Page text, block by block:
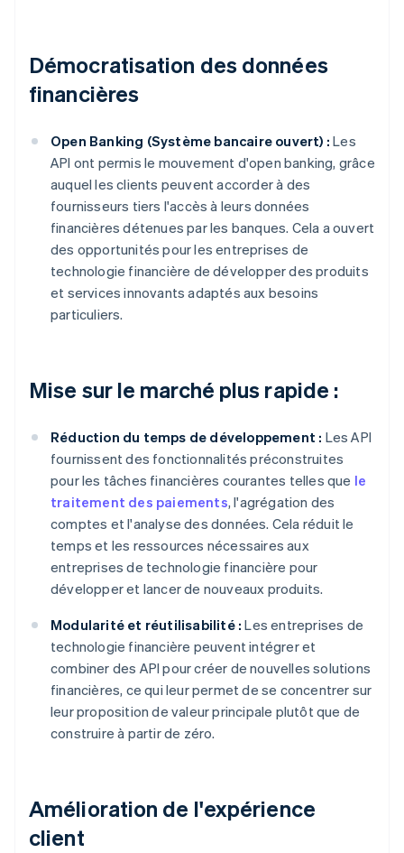
Démocratisation des données
financières
Open Banking (Système bancaire ouvert) : Les
API ont permis le mouvement d'open banking, grâce
auquel les clients peuvent accorder à des
fournisseurs tiers l'accès à leurs données
financières détenues par les banques. Cela a ouvert
des opportunités pour les entreprises de
technologie financière de développer des produits
et services innovants adaptés aux besoins
particuliers.
Mise sur le marché plus rapide :
Réduction du temps de développement : Les API
fournissent des fonctionnalités préconstruites
pour les tâches financières courantes telles que le
traitement des paiements, l'agrégation des
comptes et l'analyse des données. Cela réduit le
temps et les ressources nécessaires aux
entreprises de technologie financière pour
développer et lancer de nouveaux produits.
Modularité et réutilisabilité : Les entreprises de
technologie financière peuvent intégrer et
combiner des API pour créer de nouvelles solutions
financières, ce qui leur permet de se concentrer sur
leur proposition de valeur principale plutôt que de
construire à partir de zéro.
Amélioration de l'expérience
client